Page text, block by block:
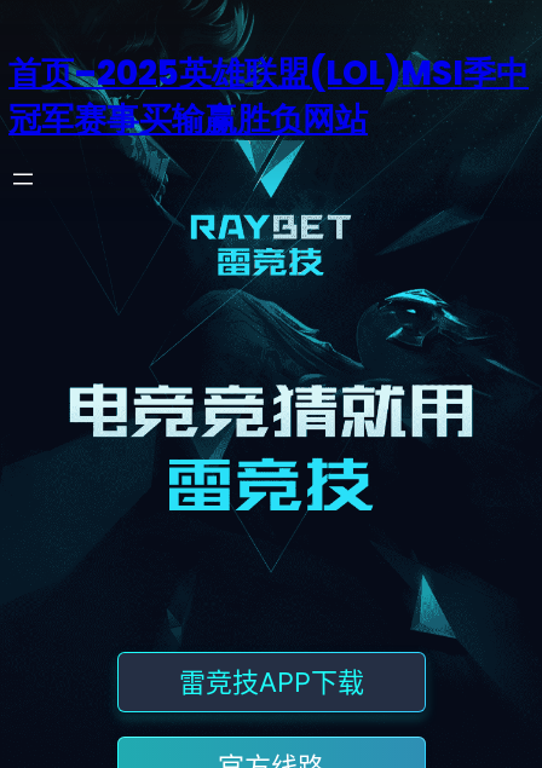
首页–2025英雄联盟(LOL)MSI季中
冠军赛事买输赢胜负网站